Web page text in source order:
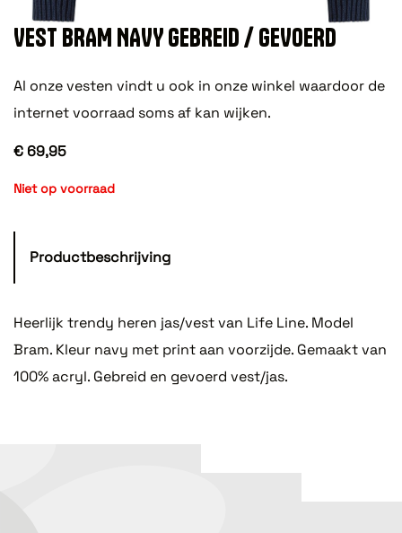
VEST BRAM NAVY GEBREID / GEVOERD
Al onze vesten vindt u ook in onze winkel waardoor de
internet voorraad soms af kan wijken.
€ 69,95
Niet op voorraad
Productbeschrijving
Heerlijk trendy heren jas/vest van Life Line. Model
Bram. Kleur navy met print aan voorzijde. Gemaakt van
100% acryl. Gebreid en gevoerd vest/jas.